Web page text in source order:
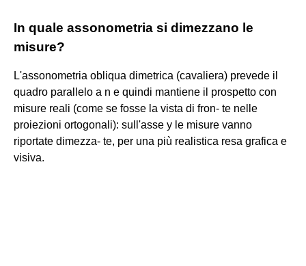
In quale assonometria si dimezzano le
misure?
L'assonometria obliqua dimetrica (cavaliera) prevede il
quadro parallelo a n e quindi mantiene il prospetto con
misure reali (come se fosse la vista di fron- te nelle
proiezioni ortogonali): sull'asse y le misure vanno
riportate dimezza- te, per una più realistica resa grafica e
visiva.